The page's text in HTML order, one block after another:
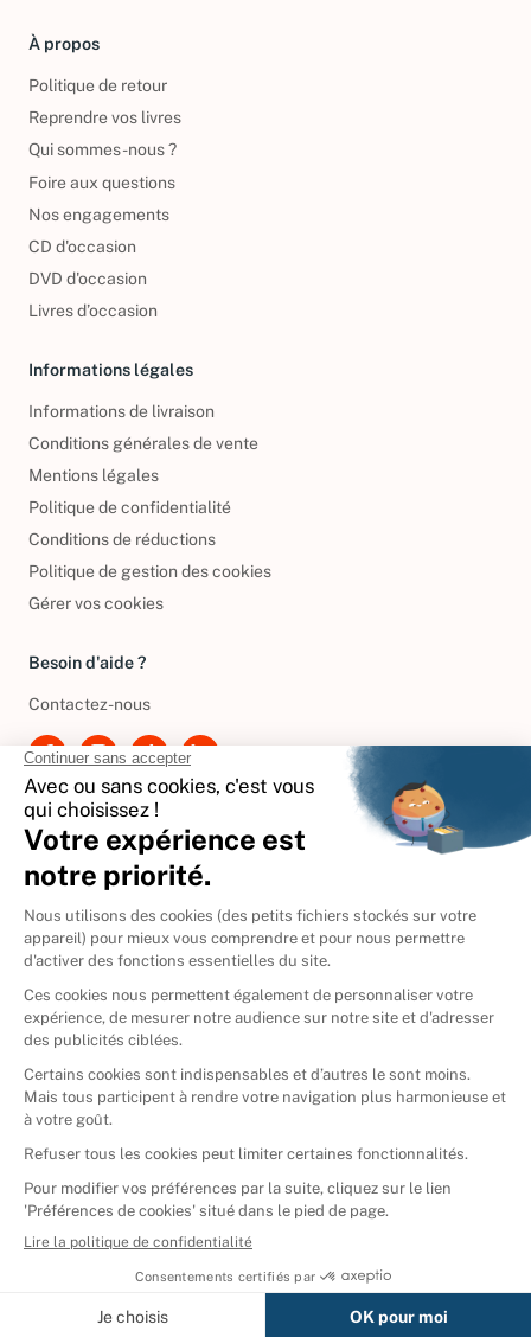
Afficher tous les résultats
À propos
Politique de retour
Reprendre vos livres
Qui sommes-nous ?
Foire aux questions
Nos engagements
CD d'occasion
DVD d'occasion
Livres d’occasion
Informations légales
Informations de livraison
Conditions générales de vente
Mentions légales
Politique de confidentialité
Conditions de réductions
Politique de gestion des cookies
Gérer vos cookies
Besoin d'aide ?
Contactez-nous
International
🇪🇸 Espagne
🇩🇪Allemagne
🇮🇹 Italie